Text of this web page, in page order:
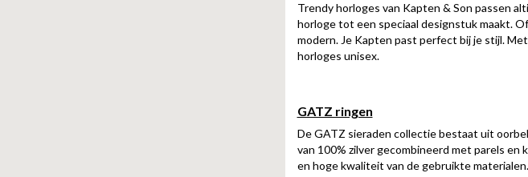
Trendy horloges van Kapten & Son passen
horloge tot een speciaal designstuk maakt.
modern. Je Kapten past perfect bij je stijl.
horloges unisex.
GATZ ringen
De GATZ sieraden collectie bestaat uit
van 100% zilver gecombineerd met parels en
en hoge kwaliteit van de gebruikte